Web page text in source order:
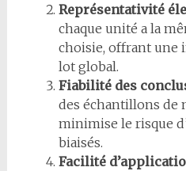
Représentativité
chaque unité a la
choisie, offrant une
lot global.
Fiabilité des
des échantillons de
minimise le risque
biaisés.
Facilité